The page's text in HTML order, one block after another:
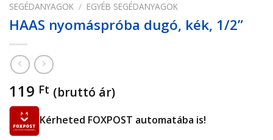
SEGÉDANYAGOK / EGYÉB SEGÉDANYAGOK
HAAS nyomáspróba dugó, kék, 1/2”
119 Ft (bruttó ár)
Kérheted FOXPOST automatába is!